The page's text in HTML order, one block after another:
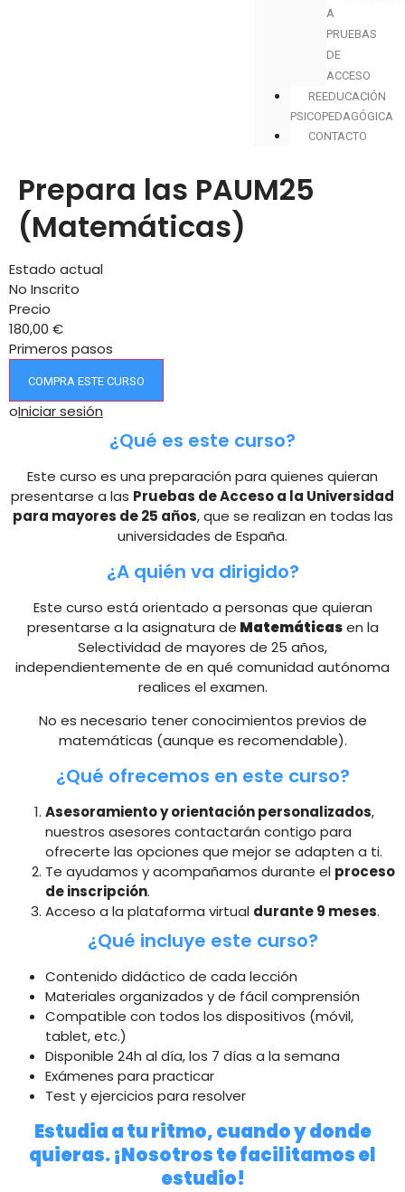
A
PRUEBAS
DE
ACCESO
REEDUCACIÓN
PSICOPEDAGÓGICA
CONTACTO
Prepara las PAUM25
(Matemáticas)
Estado actual
No Inscrito
Precio
180,00 €
Primeros pasos
COMPRA ESTE CURSO
oIniciar sesión
¿Qué es este curso?
Este curso es una preparación para quienes quieran
presentarse a las Pruebas de Acceso a la Universidad
para mayores de 25 años, que se realizan en todas las
universidades de España.
¿A quién va dirigido?
Este curso está orientado a personas que quieran
presentarse a la asignatura de Matemáticasen la
Selectividad de mayores de 25 años,
independientemente de en qué comunidad autónoma
realices el examen.
No es necesario tener conocimientos previos de
matemáticas (aunque es recomendable).
¿Qué ofrecemos en este curso?
Asesoramiento y orientación personalizados,
nuestros asesores contactarán contigo para
ofrecerte las opciones que mejor se adapten a ti.
Te ayudamos y acompañamos durante el proceso
de inscripción.
Acceso a la plataforma virtual durante 9 meses.
¿Qué incluye este curso?
Contenido didáctico de cada lección
Materiales organizados y de fácil comprensión
Compatible con todos los dispositivos (móvil,
tablet, etc.)
Disponible 24h al día, los 7 días a la semana
Exámenes para practicar
Test y ejercicios para resolver
Estudia a tu ritmo, cuando y donde
quieras. ¡Nosotros te facilitamos el
estudio!